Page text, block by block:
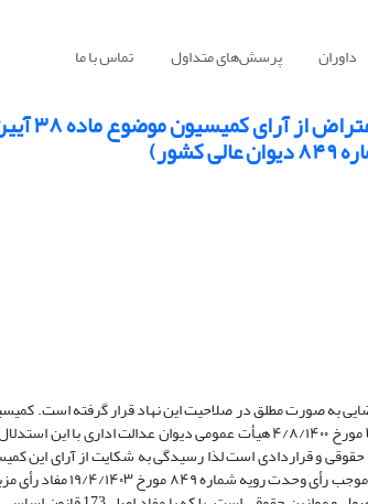
داوران پرسش‌های متداول تماس با ما
تحلیل آسیب‌شناسانه
شبه‌قضایی به صورت مطلق در صلاحیت این نهاد قرار گرفته است.
۳۸ آیین‌نامه معاملات شهرداری علی‌رغم ماهیت شبه‌قضایی در رأی وحدت رویه شماره ۲۳۰۸-۲۳۰۷ مورخ ۴/۸/۱۴۰۰ هیأت عمومی
و قراردادی است لذا رسیدگی به شکایت از آرای این
صلاحیت دیوان مستثنی و در صلاحیت محاکم عمومی قرار داد. هیأت